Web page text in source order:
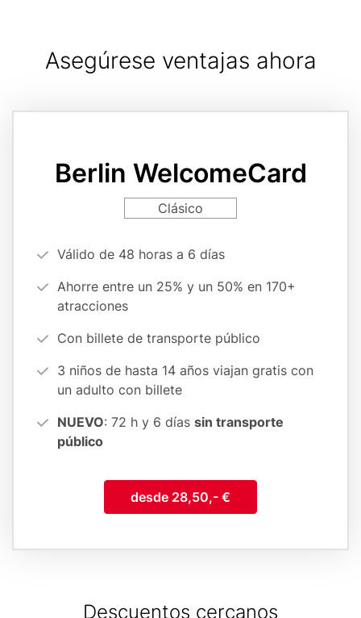
Asegúrese ventajas ahora
referenceBerlin WelcomeCard
Clásico
Vorteilsargumente
form)
Válido de 48 horas a 6 días
Ahorre entre un 25% y un 50% en 170+
atracciones
Con billete de transporte público
3 niños de hasta 14 años viajan gratis con
un adulto con billete
NUEVO: 72 h y 6 días sin transporte
público
desde 28,50,- €
Descuentos cercanos